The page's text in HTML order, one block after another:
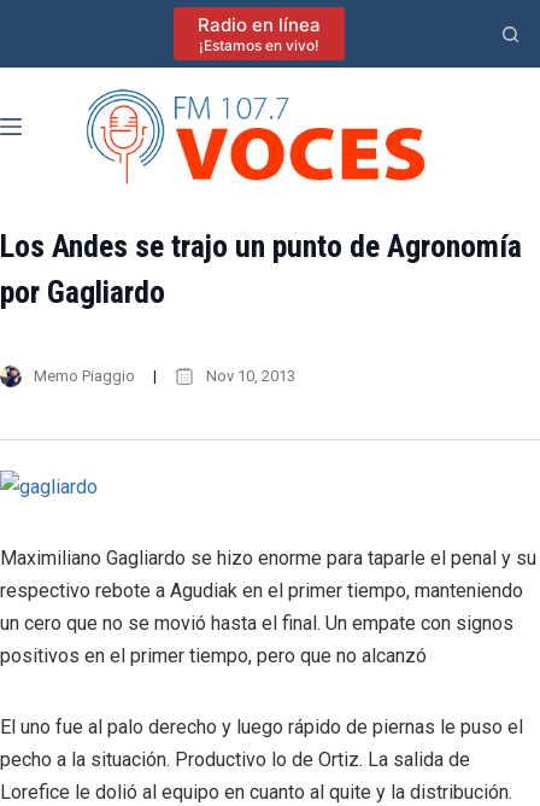
Radio en línea
¡Estamos en vivo!
Los Andes se trajo un punto de Agronomía
por Gagliardo
Memo Piaggio Nov 10, 2013
Maximiliano Gagliardo se hizo enorme para taparle el penal y su
respectivo rebote a Agudiak en el primer tiempo, manteniendo
un cero que no se movió hasta el final. Un empate con signos
positivos en el primer tiempo, pero que no alcanzó
El uno fue al palo derecho y luego rápido de piernas le puso el
pecho a la situación. Productivo lo de Ortiz. La salida de
Lorefice le dolió al equipo en cuanto al quite y la distribución.